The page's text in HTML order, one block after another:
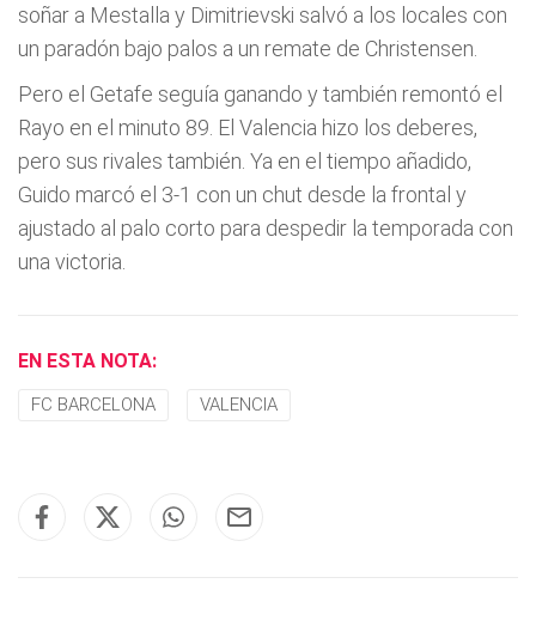
soñar a Mestalla y Dimitrievski salvó a los locales con
un paradón bajo palos a un remate de Christensen.
Pero el Getafe seguía ganando y también remontó el
Rayo en el minuto 89. El Valencia hizo los deberes,
pero sus rivales también. Ya en el tiempo añadido,
Guido marcó el 3-1 con un chut desde la frontal y
ajustado al palo corto para despedir la temporada con
una victoria.
EN ESTA NOTA:
FC BARCELONA VALENCIA